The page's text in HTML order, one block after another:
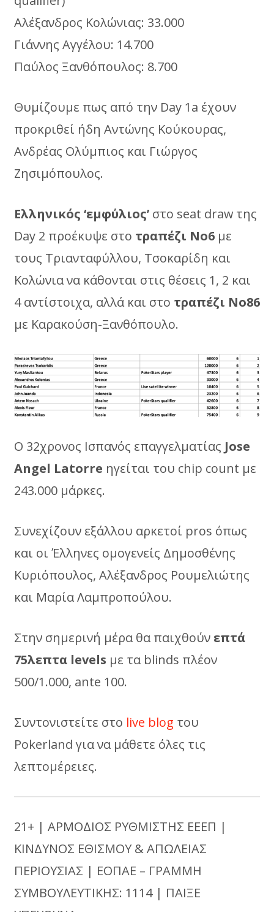
Αλέξανδρος Κολώνιας: 33.000
Γιάννης Αγγέλου: 14.700
Παύλος Ξανθόπουλος: 8.700
Θυμίζουμε πως από την Day 1a έχουν
προκριθεί ήδη Αντώνης Κούκουρας,
Ανδρέας Ολύμπιος και Γιώργος
Ζησιμόπουλος.
Ελληνικός ‘εμφύλιος’στο seat draw της
Day 2 προέκυψε στο τραπέζι Νο6με
τους Τριανταφύλλου, Τσοκαρίδη και
Κολώνια να κάθονται στις θέσεις 1, 2 και
4 αντίστοιχα, αλλά και στο τραπέζι Νο86
με Καρακούση-Ξανθόπουλο.
Ο 32χρονος Ισπανός επαγγελματίας Jose
Angel Latorre ηγείται του chip count με
243.000 μάρκες.
Συνεχίζουν εξάλλου αρκετοί pros όπως
και οι Έλληνες ομογενείς Δημοσθένης
Κυριόπουλος, Αλέξανδρος Ρουμελιώτης
και Μαρία Λαμπροπούλου.
Στην σημερινή μέρα θα παιχθούν επτά
75λεπτα levels με τα blinds πλέον
500/1.000, ante 100.
Συντονιστείτε στο live blog του
Pokerland για να μάθετε όλες τις
λεπτομέρειες.
21+ | ΑΡΜΟΔΙΟΣ ΡΥΘΜΙΣΤΗΣ ΕΕΕΠ |
ΚΙΝΔΥΝΟΣ ΕΘΙΣΜΟΥ & ΑΠΩΛΕΙΑΣ
ΠΕΡΙΟΥΣΙΑΣ | ΕΟΠΑΕ – ΓΡΑΜΜΗ
ΣΥΜΒΟΥΛΕΥΤΙΚΗΣ: 1114 | ΠΑΙΞΕ